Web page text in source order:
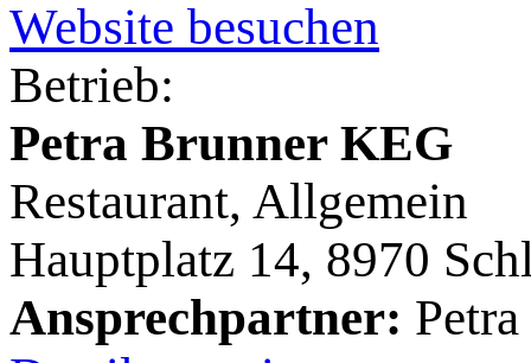
Website besuchen
Betrieb:
Petra Brunner KEG
Restaurant, Allgemein
Hauptplatz 14, 8970
Ansprechpartner: